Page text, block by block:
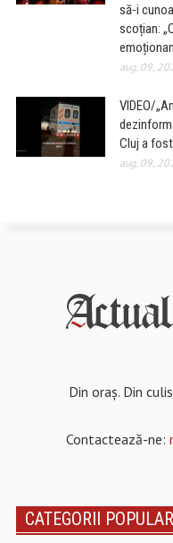
să-i
scoțian:
aug. 09,
VIDEO/
Cluj a
aug. 09,
Din oraș. Din
Contactează-ne:
CATEGORII